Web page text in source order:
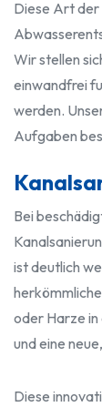
Diese Art der
Wir stellen
einwandfrei
werden.
Aufgaben
Bei
ist deutlich
oder Harze
und eine
Diese